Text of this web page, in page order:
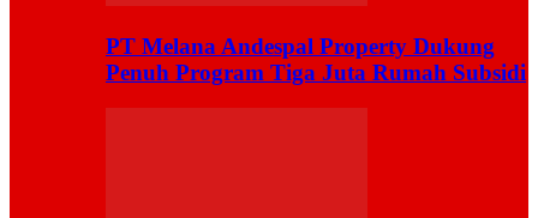
PT Melana Andespal Property Dukung
Penuh Program Tiga Juta Rumah Subsidi